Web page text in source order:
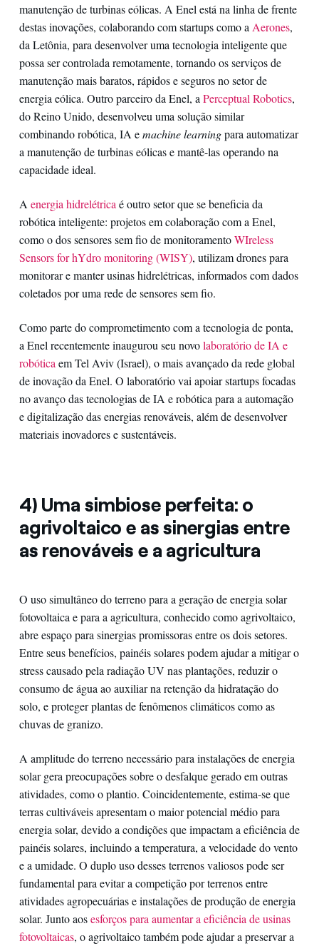
manutenção de turbinas eólicas. A Enel está na linha de frente
destas inovações, colaborando com startups como a Aerones,
da Letônia, para desenvolver uma tecnologia inteligente que
possa ser controlada remotamente, tornando os serviços de
manutenção mais baratos, rápidos e seguros no setor de
energia eólica. Outro parceiro da Enel, a Perceptual Robotics,
do Reino Unido, desenvolveu uma solução similar
combinando robótica, IA emachine learningpara automatizar
a manutenção de turbinas eólicas e mantê-las operando na
capacidade ideal.
A energia hidrelétrica é outro setor que se beneficia da
robótica inteligente: projetos em colaboração com a Enel,
como o dos sensores sem fio de monitoramentoWIreless
Sensors for hYdro monitoring (WISY), utilizam drones para
monitorar e manter usinas hidrelétricas, informados com dados
coletados por uma rede de sensores sem fio.
Como parte do comprometimento com a tecnologia de ponta,
a Enel recentemente inaugurou seu novolaboratório de IA e
robótica em Tel Aviv (Israel), o mais avançado da rede global
de inovação da Enel. O laboratório vai apoiar startups focadas
no avanço das tecnologias de IA e robótica para a automação
e digitalização das energias renováveis, além de desenvolver
materiais inovadores e sustentáveis.
4) Uma simbiose perfeita: o
agrivoltaico e as sinergias entre
as renováveis e a agricultura
O uso simultâneo do terreno para a geração de energia solar
fotovoltaica e para a agricultura, conhecido como agrivoltaico,
abre espaço para sinergias promissoras entre os dois setores.
Entre seus benefícios, painéis solares podem ajudar a mitigar o
stress causado pela radiação UV nas plantações, reduzir o
consumo de água ao auxiliar na retenção da hidratação do
solo, e proteger plantas de fenômenos climáticos como as
chuvas de granizo.
A amplitude do terreno necessário para instalações de energia
solar gera preocupações sobre o desfalque gerado em outras
atividades, como o plantio. Coincidentemente, estima-se que
terras cultiváveis apresentam o maior potencial médio para
energia solar, devido a condições que impactam a eficiência de
painéis solares, incluindo a temperatura, a velocidade do vento
e a umidade. O duplo uso desses terrenos valiosos pode ser
fundamental para evitar a competição por terrenos entre
atividades agropecuárias e instalações de produção de energia
solar. Junto aosesforços para aumentar a eficiência de usinas
fotovoltaicas, o agrivoltaico também pode ajudar a preservar a